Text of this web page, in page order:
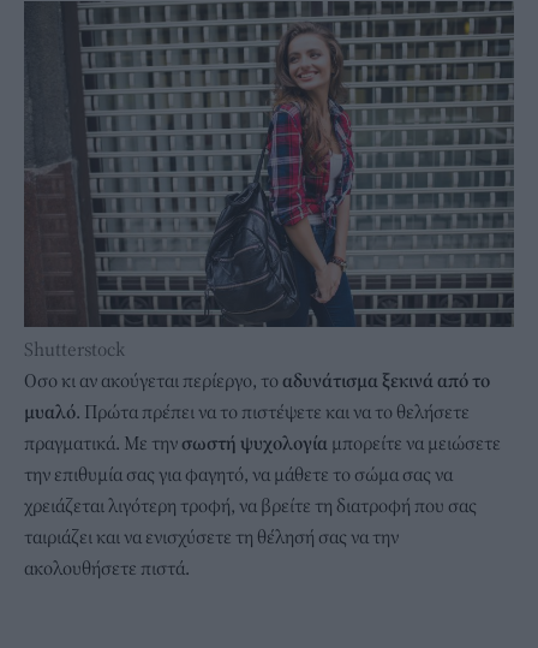
Shutterstock
Oσο κι αν ακούγεται περίεργο, τοαδυνάτισμα ξεκινά από το
μυαλό. Πρώτα πρέπει να το πιστέψετε και να το θελήσετε
πραγματικά. Με την σωστή ψυχολογία μπορείτε να μειώσετε
την επιθυμία σας για φαγητό, να μάθετε το σώμα σας να
χρειάζεται λιγότερη τροφή, να βρείτε τη διατροφή που σας
ταιριάζει και να ενισχύσετε τη θέλησή σας να την
ακολουθήσετε πιστά.